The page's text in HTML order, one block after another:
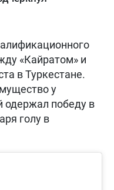
«Кайратом» и
в Туркестане.
у
одержал победу в
голу в